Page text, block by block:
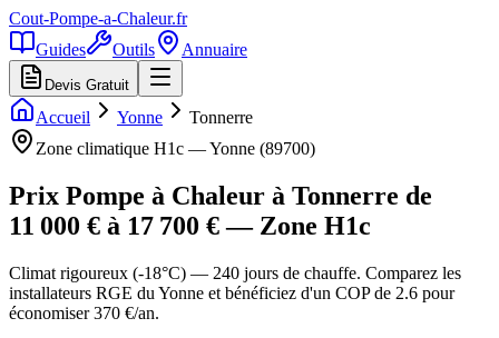
Cout-Pompe-a-Chaleur.fr
Guides
Outils Annuaire
Devis Gratuit
Accueil Yonne
Tonnerre
Zone climatique H1c —Yonne (89700)
Prix Pompe à Chaleur à Tonnerre de
11 000 € à 17 700 € — Zone H1c
Climat rigoureux (-18°C) — 240 jours de chauffe. Comparez les
installateurs RGE du Yonne et bénéficiez d'un COP de 2.6 pour
économiser 370 €/an.